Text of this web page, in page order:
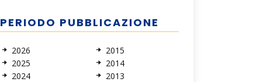
PERIODO PUBBLICAZIONE
2026
2025
2024
2015
2014
2013